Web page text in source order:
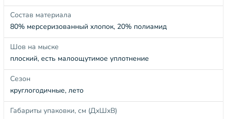
Состав материала
80% мерсеризованный хлопок, 20% полиамид
Шов на мыске
плоский, есть малоощутимое уплотнение
Сезон
круглогодичные, лето
Габариты упаковки, см (ДхШхВ)